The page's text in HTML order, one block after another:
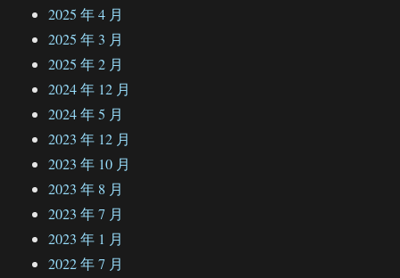
2025 年 4 月
2025 年 3 月
2025 年 2 月
2024 年 12 月
2024 年 5 月
2023 年 12 月
2023 年 10 月
2023 年 8 月
2023 年 7 月
2023 年 1 月
2022 年 7 月